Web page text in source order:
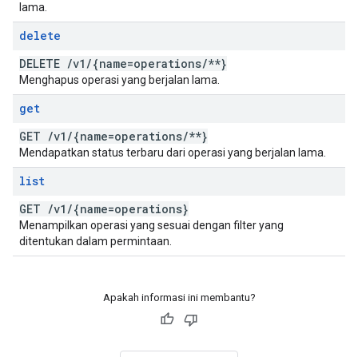
lama.
delete
DELETE /v1 /{name=operations/**}
Menghapus operasi yang berjalan lama.
get
GET /v1 /{name=operations/**}
Mendapatkan status terbaru dari operasi yang berjalan lama.
list
GET /v1 /{name=operations}
Menampilkan operasi yang sesuai dengan filter yang
ditentukan dalam permintaan.
Apakah informasi ini membantu?